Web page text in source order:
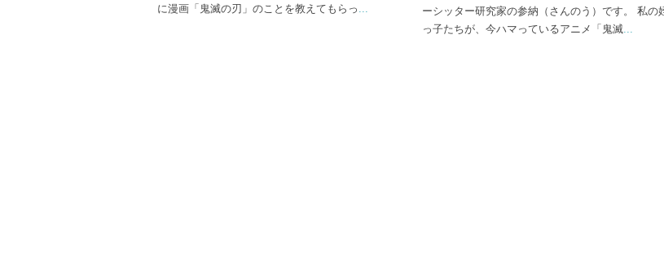
に漫画「鬼滅の刃」のことを教えてもらっ
ーシッター研究家の参納（さんのう）です。 私の
っ子たちが、今ハマっているアニメ「鬼滅